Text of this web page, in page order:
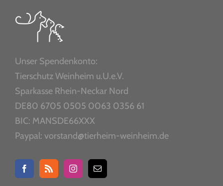
Unser Spendenkonto:
Tierschutz Weinheim u.U.e.V.
Sparkasse Rhein-Neckar Nord
DE80 6705 0505 0063 0356 61
BIC: MANSDE66XXX
Paypal: vorstand@tierheim-weinheim.de